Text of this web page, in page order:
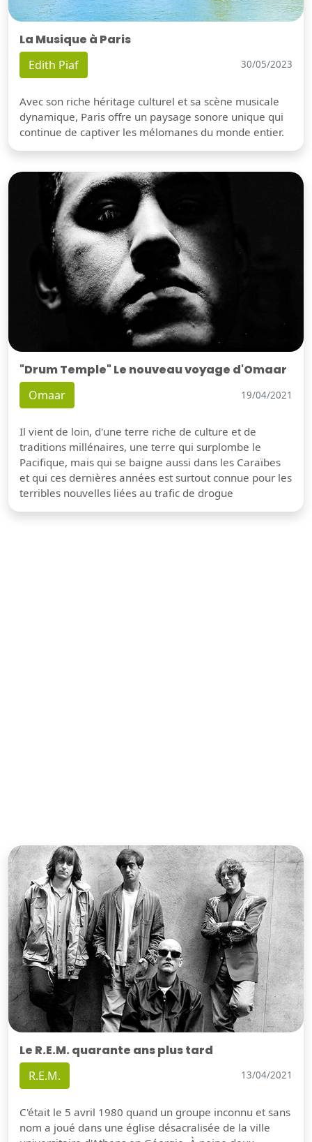
La Musique à Paris
Edith Piaf 30/05/2023
Avec son riche héritage culturel et sa scène musicale
dynamique, Paris offre un paysage sonore unique qui
continue de captiver les mélomanes du monde entier.
"Drum Temple" Le nouveau voyage d'Omaar
Omaar 19/04/2021
Il vient de loin, d'une terre riche de culture et de
traditions millénaires, une terre qui surplombe le
Pacifique, mais qui se baigne aussi dans les Caraïbes
et qui ces dernières années est surtout connue pour les
terribles nouvelles liées au trafic de drogue
Le R.E.M. quarante ans plus tard
R.E.M. 13/04/2021
C'était le 5 avril 1980 quand un groupe inconnu et sans
nom a joué dans une église désacralisée de la ville